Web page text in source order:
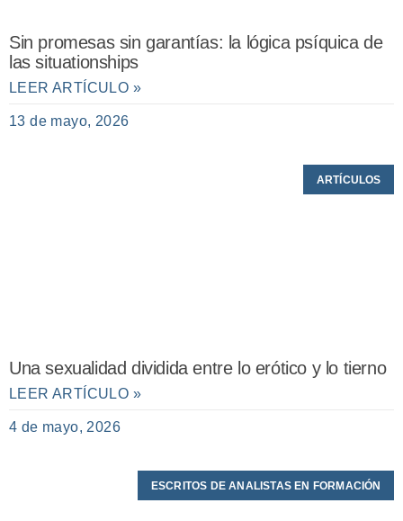
Sin promesas sin garantías: la lógica psíquica de
las situationships
LEER ARTÍCULO »
13 de mayo, 2026
ARTÍCULOS
Una sexualidad dividida entre lo erótico y lo tierno
LEER ARTÍCULO »
4 de mayo, 2026
ESCRITOS DE ANALISTAS EN FORMACIÓN